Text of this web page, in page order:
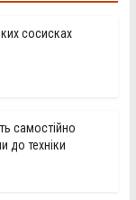
сосисках
самостійно
до техніки